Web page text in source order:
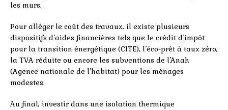
les murs.
Pour alléger le coût des travaux, il existe plusieurs
dispositifs d’aides financières tels que le crédit d’impôt
pour la transition énergétique (CITE), l’éco-prêt à taux zéro,
la TVA réduite ou encore les subventions de l’Anah
(Agence nationale de l’habitat) pour les ménages
modestes.
Au final, investir dans une isolation thermique